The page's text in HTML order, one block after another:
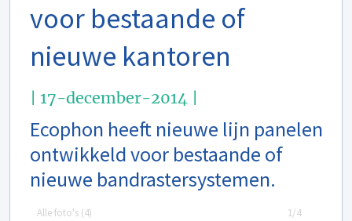
voor bestaande of
nieuwe kantoren
| 17-december-2014 |
Ecophon heeft nieuwe lijn panelen
ontwikkeld voor bestaande of
nieuwe bandrastersystemen.
Alle foto's (4) 1/4